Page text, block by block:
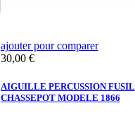
ajouter pour comparer
Prix
30,00 €
AIGUILLE PERCUSSION FUSIL
CHASSEPOT MODELE 1866